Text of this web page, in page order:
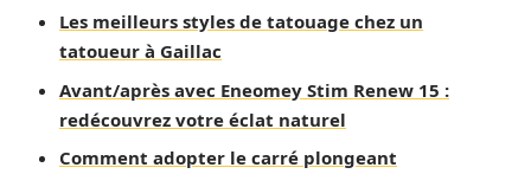
Les meilleurs styles de tatouage chez un
tatoueur à Gaillac
Avant/après avec Eneomey Stim Renew 15 :
redécouvrez votre éclat naturel
Comment adopter le carré plongeant